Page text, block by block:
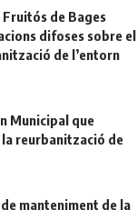
Fruitós de Bages
difoses sobre el
de l’entorn
Municipal que
la reurbanització de
manteniment de la